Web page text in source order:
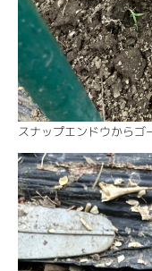
スナップエンドウからゴ